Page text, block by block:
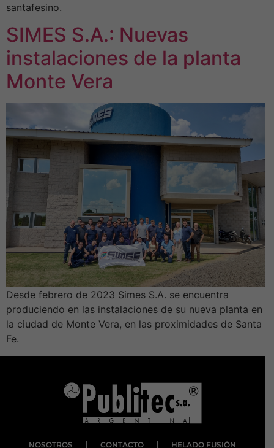
santafesino.
SIMES S.A.: Nuevas
instalaciones de la planta
Monte Vera
Desde febrero de 2023 Simes S.A. se encuentra
produciendo en las instalaciones de su nueva planta en
la ciudad de Monte Vera, en las proximidades de Santa
Fe.
NOSOTROS CONTACTO HELADO FUSIÓN